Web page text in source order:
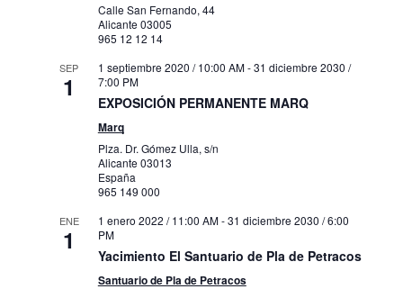
Calle San Fernando, 44
Alicante 03005
965 12 12 14
SEP
1
1 septiembre 2020 / 10:00 AM-31 diciembre 2030 /
7:00 PM
EXPOSICIÓN PERMANENTE MARQ
Marq
Plza. Dr. Gómez Ulla, s/n
Alicante 03013
España
965 149 000
ENE
1
1 enero 2022 / 11:00 AM-31 diciembre 2030 / 6:00
PM
Yacimiento El Santuario de Pla de Petracos
Santuario de Pla de Petracos